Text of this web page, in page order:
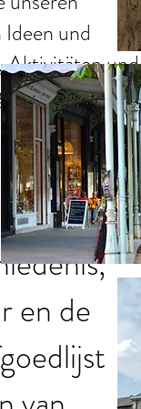
und
Aktivitäten und
en de